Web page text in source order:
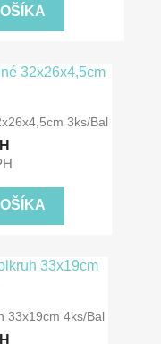
3ks/bal
33x19cm 4ks/bal